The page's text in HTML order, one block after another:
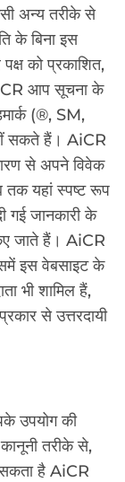
अन्य तरीके से
के बिना इस
को प्रकाशित,
आप सूचना के
(®, SM,
सकते हैं। AiCR
से अपने विवेक
तक यहां स्पष्ट रूप
गई जानकारी के
जाते हैं। AiCR
इस वेबसाइट के
भी शामिल हैं,
से उत्तरदायी
उपयोग की
तरीके से,
सकता है AiCR